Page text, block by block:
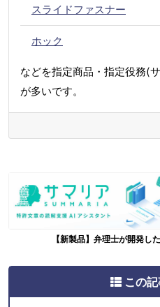
スライドファスナー
ホック
などを指定商品・指定役務(
が多いです。
【新製品】弁理士が開発し
この